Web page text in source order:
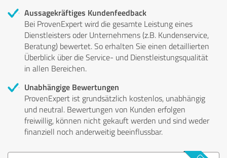
Aussagekräftiges Kundenfeedback
Bei ProvenExpert wird die gesamte Leistung eines
Dienstleisters oder Unternehmens (z.B. Kundenservice,
Beratung) bewertet. So erhalten Sie einen detaillierten
Überblick über die Service- und Dienstleistungsqualität
in allen Bereichen.
Unabhängige Bewertungen
ProvenExpert ist grundsätzlich kostenlos, unabhängig
und neutral. Bewertungen von Kunden erfolgen
freiwillig, können nicht gekauft werden und sind weder
finanziell noch anderweitig beeinflussbar.